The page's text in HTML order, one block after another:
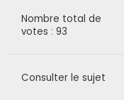
Nombre total de
votes : 93
Consulter le sujet